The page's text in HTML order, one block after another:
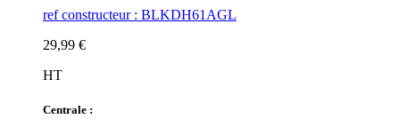
ref constructeur : BLKDH61AGL
29,99 €
HT
Centrale :